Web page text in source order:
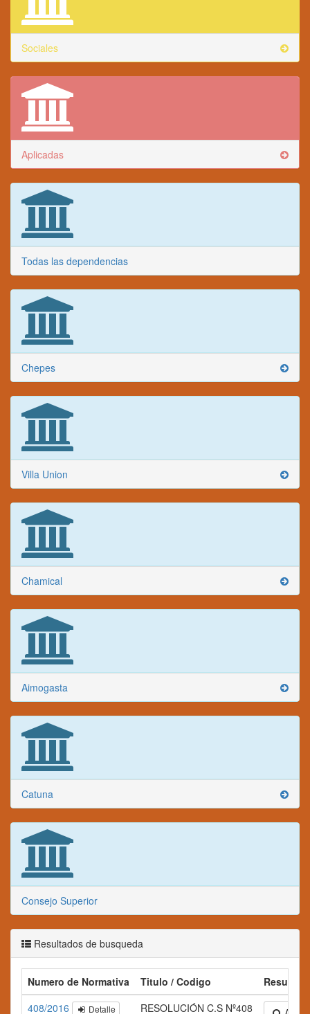
Sociales
Aplicadas
Todas las dependencias
Chepes
Villa Union
Chamical
Aimogasta
Catuna
Consejo Superior
Resultados de busqueda
Numero de Normativa Titulo / Codigo
Resumen
408/2016
Detalle RESOLUCIÓN C.S Nº408